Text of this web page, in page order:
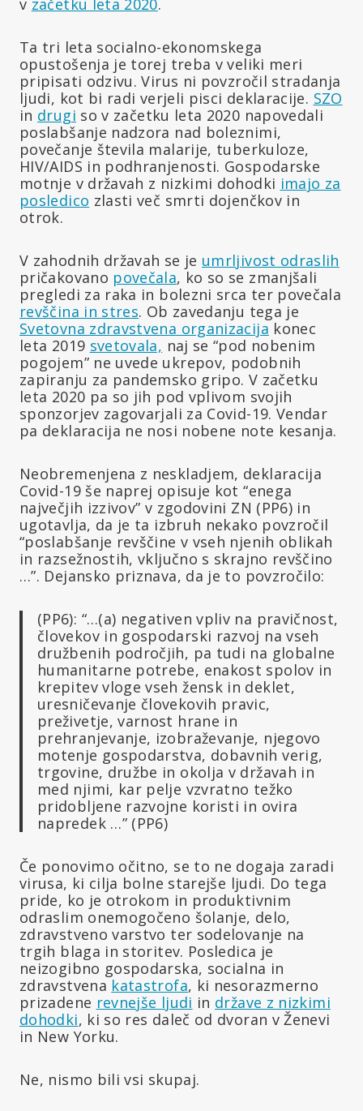
Ta tri leta socialno-ekonomskega
opustošenja je torej treba v veliki meri
pripisati odzivu. Virus ni povzročil stradanja
ljudi, kot bi radi verjeli pisci deklaracije. SZO
in drugi so v začetku leta 2020 napovedali
poslabšanje nadzora nad boleznimi,
povečanje števila malarije, tuberkuloze,
HIV/AIDS in podhranjenosti. Gospodarske
motnje v državah z nizkimi dohodki imajo za
posledico zlasti več smrti dojenčkov in
otrok.
V zahodnih državah se je umrljivost odraslih
pričakovano povečala, ko so se zmanjšali
pregledi za raka in bolezni srca ter povečala
revščina in stres. Ob zavedanju tega je
Svetovna zdravstvena organizacija konec
leta 2019 svetovala, naj se “pod nobenim
pogojem” ne uvede ukrepov, podobnih
zapiranju za pandemsko gripo. V začetku
leta 2020 pa so jih pod vplivom svojih
sponzorjev zagovarjali za Covid-19. Vendar
pa deklaracija ne nosi nobene note kesanja.
Neobremenjena z neskladjem, deklaracija
Covid-19 še naprej opisuje kot “enega
največjih izzivov” v zgodovini ZN (PP6) in
ugotavlja, da je ta izbruh nekako povzročil
“poslabšanje revščine v vseh njenih oblikah
in razsežnostih, vključno s skrajno revščino
…”. Dejansko priznava, da je to povzročilo:
(PP6): “…(a) negativen vpliv na pravičnost,
človekov in gospodarski razvoj na vseh
družbenih področjih, pa tudi na globalne
humanitarne potrebe, enakost spolov in
krepitev vloge vseh žensk in deklet,
uresničevanje človekovih pravic,
preživetje, varnost hrane in
prehranjevanje, izobraževanje, njegovo
motenje gospodarstva, dobavnih verig,
trgovine, družbe in okolja v državah in
med njimi, kar pelje vzvratno težko
pridobljene razvojne koristi in ovira
napredek …” (PP6)
Če ponovimo očitno, se to ne dogaja zaradi
virusa, ki cilja bolne starejše ljudi. Do tega
pride, ko je otrokom in produktivnim
odraslim onemogočeno šolanje, delo,
zdravstveno varstvo ter sodelovanje na
trgih blaga in storitev. Posledica je
neizogibno gospodarska, socialna in
zdravstvena katastrofa, ki nesorazmerno
prizadene revnejše ljudi in države z nizkimi
dohodki, ki so res daleč od dvoran v Ženevi
in New Yorku.
Ne, nismo bili vsi skupaj.